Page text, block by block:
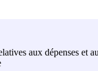
aux dépenses et